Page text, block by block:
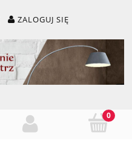
ZALOGUJ SIĘ